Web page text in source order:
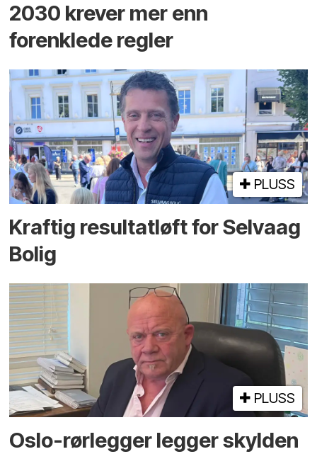
2030 krever mer enn
forenklede regler
PLUSS
Kraftig resultatløft for Selvaag
Bolig
PLUSS
Oslo-rørlegger legger skylden